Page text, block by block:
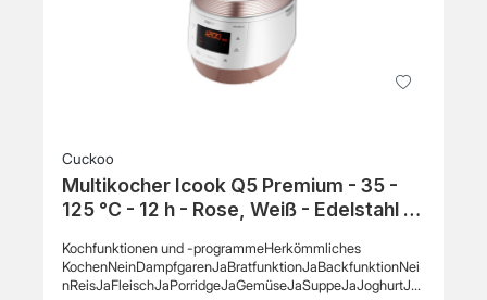
Der transparente Deckel ermöglicht die Sicht auf den
Kochprozess, sodass Sie den Garfortschritt im Blick
behalten, wodurch Sie konstante Ergebnisse erzielen.
Durch das kompakte Design und die robuste Verarbeitung
lässt sich der Reiskocher platzsparend verstauen und ist
Cuckoo
Multikocher Icook Q5 Premium - 35 -
125 °C - 12 h - Rose, Weiß - Edelstahl -
Kochfunktionen und -programmeHerkömmliches
KochenNeinDampfgarenJaBratfunktionJaBackfunktionNei
nReisJaFleischJaPorridgeJaGemüseJaSuppeJaJoghurtJa